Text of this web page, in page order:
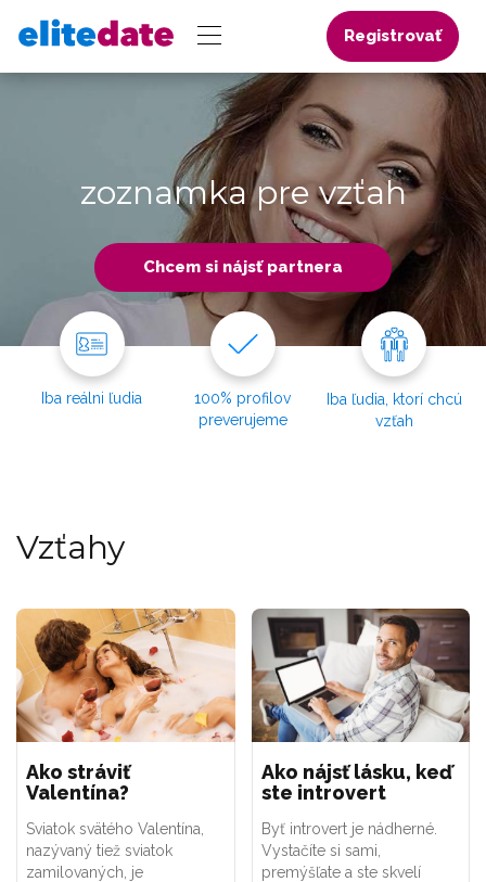
Registrovať
zoznamka pre vzťah
Chcem si nájsť partnera
Iba reálni ľudia
100% profilov
preverujeme
Iba ľudia, ktorí chcú
vzťah
Vzťahy
Ako stráviť
Valentína?
Sviatok svätého Valentína,
nazývaný tiež sviatok
zamilovaných, je
Ako nájsť lásku, keď
ste introvert
Byť introvert je nádherné.
Vystačíte si sami,
premýšľate a ste skvelí